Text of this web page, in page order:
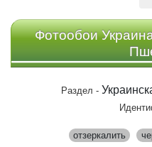
Фотообои
Раздел -
отзеркалить